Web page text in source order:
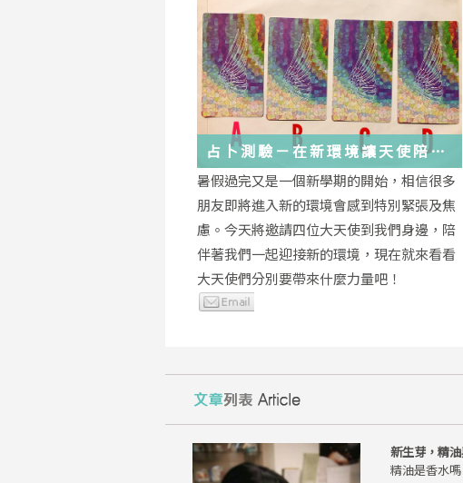
占卜測驗－在新環境讓天使陪伴
你度過
暑假過完又是一個新學期的開始，相信很多
朋友即將進入新的環境會感到特別緊張及焦
慮。今天將邀請四位大天使到我們身邊，陪
伴著我們一起迎接新的環境，現在就來看看
大天使們分別要帶來什麼力量吧！
新生芽，精
精油是香水